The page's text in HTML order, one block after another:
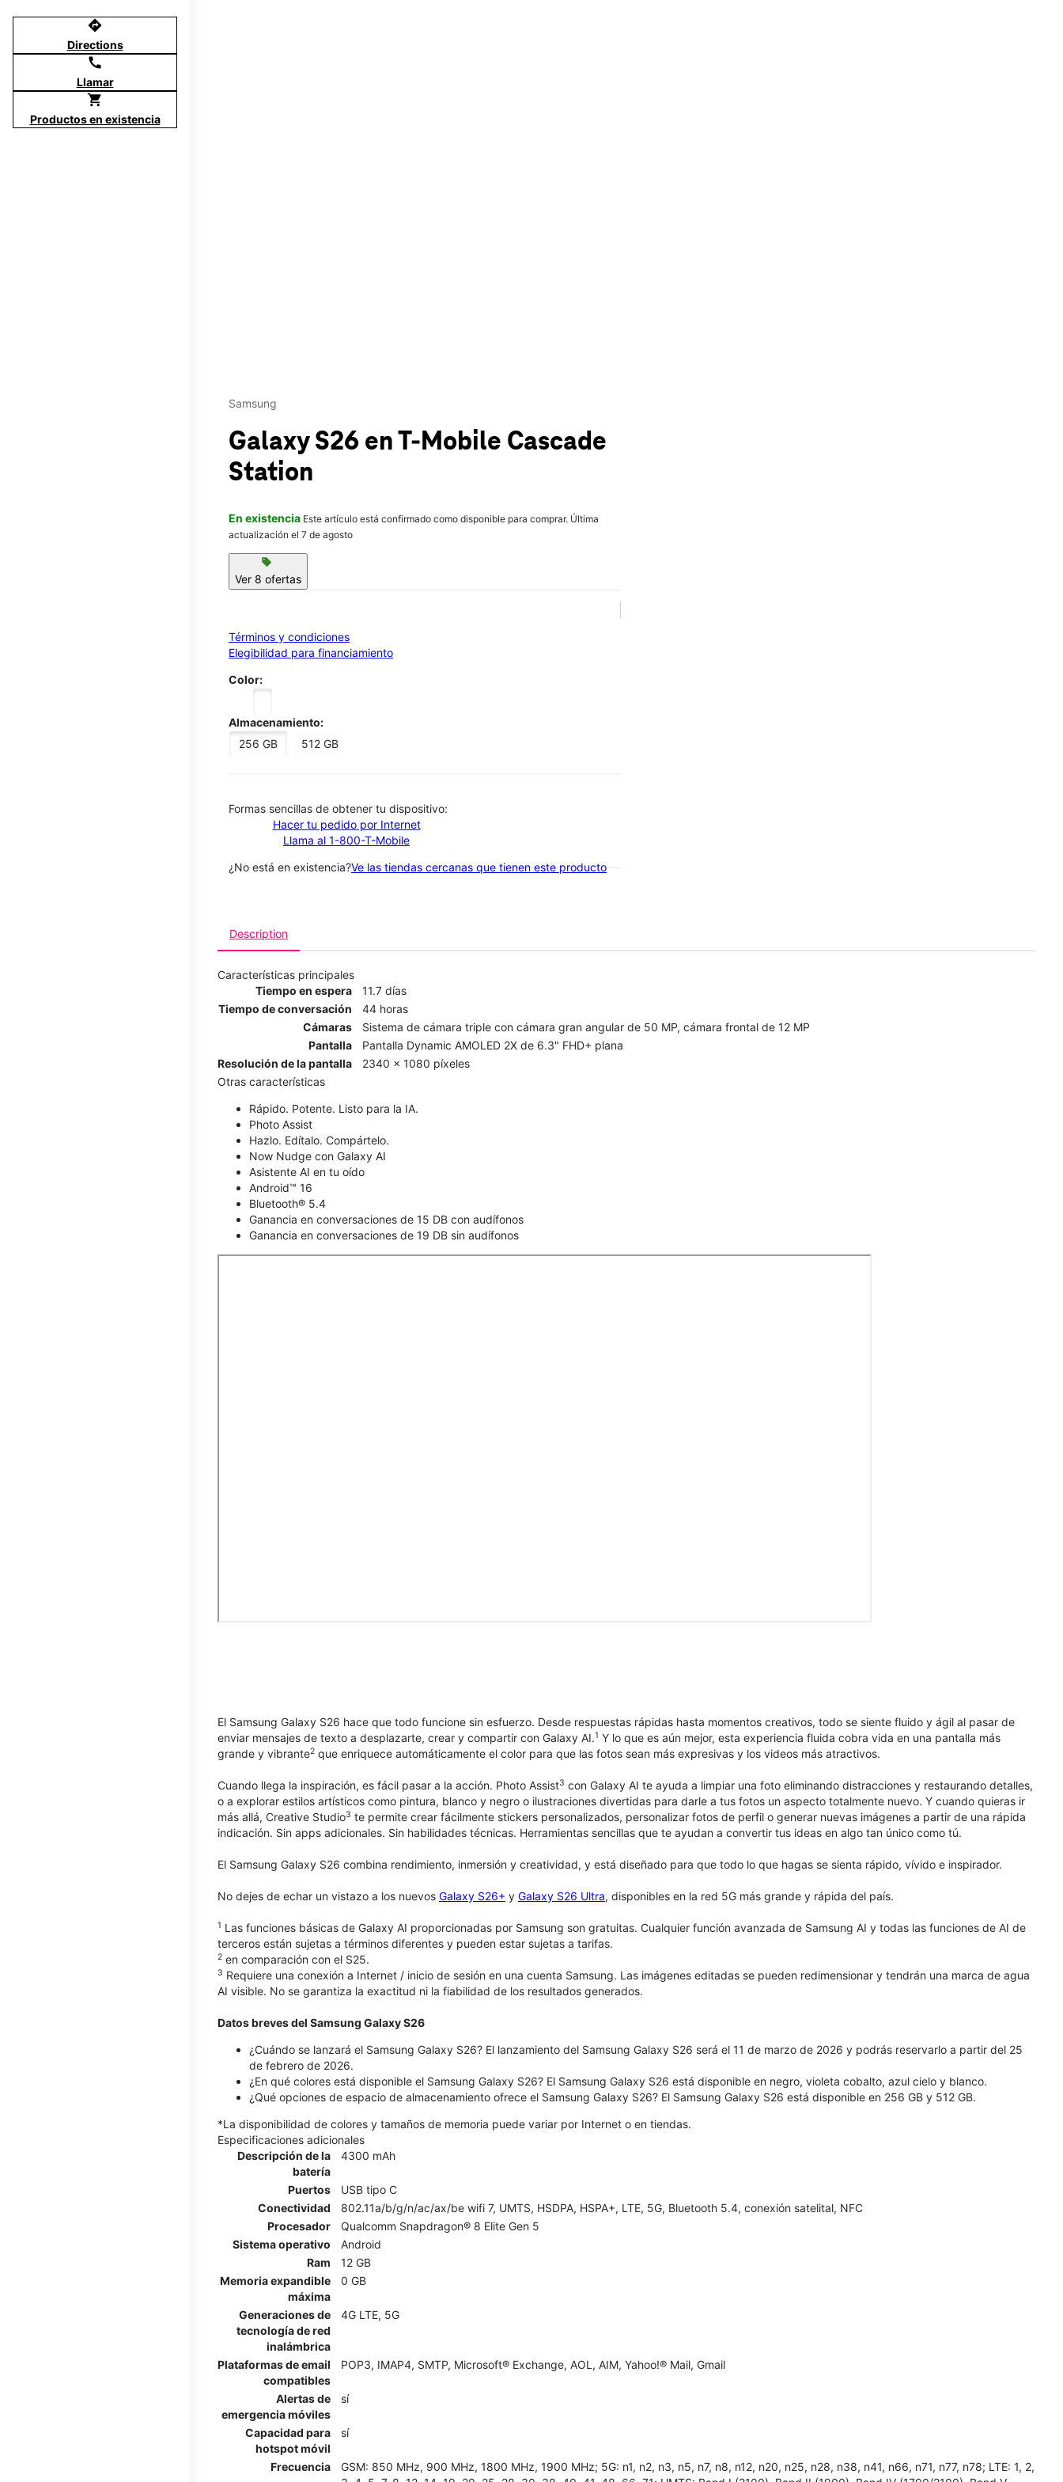
directions
Directions
call
Llamar
shopping_cart
Productos en existencia
Samsung
Galaxy S26 en T-Mobile Cascade
Station
En existencia Este artículo está confirmado como disponible para comprar. Última
actualización el 7 de agosto
sell
Ver 8 ofertas
Términos y condiciones
Elegibilidad para financiamiento
Color:
Almacenamiento:
256 GB
512 GB
​​​​​​​Formas sencillas de obtener tu dispositivo:
Hacer tu pedido por Internet
Llama al 1-800-T-Mobile
¿No está en existencia?Ve las tiendas cercanas que tienen este producto
Description
Características principales
Tiempo en espera
11.7 días
Tiempo de conversación
44 horas
Cámaras
Sistema de cámara triple con cámara gran angular de 50 MP, cámara frontal de 12 MP
Pantalla
Pantalla Dynamic AMOLED 2X de 6.3" FHD+ plana
Resolución de la pantalla
2340 x 1080 píxeles
Otras características
Rápido. Potente. Listo para la IA.
Photo Assist
Hazlo. Edítalo. Compártelo.
Now Nudge con Galaxy AI
Asistente AI en tu oído
Android™ 16
Bluetooth® 5.4
Ganancia en conversaciones de 15 DB con audífonos
Ganancia en conversaciones de 19 DB sin audífonos
El Samsung Galaxy S26 hace que todo funcione sin esfuerzo. Desde respuestas rápidas hasta momentos creativos, todo se siente fluido y ágil al pasar de
enviar mensajes de texto a desplazarte, crear y compartir con Galaxy AI.1 Y lo que es aún mejor, esta experiencia fluida cobra vida en una pantalla más
grande y vibrante2 que enriquece automáticamente el color para que las fotos sean más expresivas y los videos más atractivos.
Cuando llega la inspiración, es fácil pasar a la acción. Photo Assist3 con Galaxy AI te ayuda a limpiar una foto eliminando distracciones y restaurando detalles,
o a explorar estilos artísticos como pintura, blanco y negro o ilustraciones divertidas para darle a tus fotos un aspecto totalmente nuevo. Y cuando quieras ir
más allá, Creative Studio3 te permite crear fácilmente stickers personalizados, personalizar fotos de perfil o generar nuevas imágenes a partir de una rápida
indicación. Sin apps adicionales. Sin habilidades técnicas. Herramientas sencillas que te ayudan a convertir tus ideas en algo tan único como tú.
El Samsung Galaxy S26 combina rendimiento, inmersión y creatividad, y está diseñado para que todo lo que hagas se sienta rápido, vívido e inspirador.
No dejes de echar un vistazo a los nuevos Galaxy S26+ y Galaxy S26 Ultra, disponibles en la red 5G más grande y rápida del país.
1 Las funciones básicas de Galaxy AI proporcionadas por Samsung son gratuitas. Cualquier función avanzada de Samsung AI y todas las funciones de AI de
terceros están sujetas a términos diferentes y pueden estar sujetas a tarifas.
2 en comparación con el S25.
3 Requiere una conexión a Internet / inicio de sesión en una cuenta Samsung. Las imágenes editadas se pueden redimensionar y tendrán una marca de agua
AI visible. No se garantiza la exactitud ni la fiabilidad de los resultados generados.
Datos breves del Samsung Galaxy S26
¿Cuándo se lanzará el Samsung Galaxy S26? El lanzamiento del Samsung Galaxy S26 será el 11 de marzo de 2026 y podrás reservarlo a partir del 25
de febrero de 2026.
¿En qué colores está disponible el Samsung Galaxy S26? El Samsung Galaxy S26 está disponible en negro, violeta cobalto, azul cielo y blanco.
¿Qué opciones de espacio de almacenamiento ofrece el Samsung Galaxy S26? El Samsung Galaxy S26 está disponible en 256 GB y 512 GB.
*La disponibilidad de colores y tamaños de memoria puede variar por Internet o en tiendas.
Especificaciones adicionales
Descripción de la
batería
4300 mAh
Puertos
USB tipo C
Conectividad
802.11a/b/g/n/ac/ax/be wifi 7, UMTS, HSDPA, HSPA+, LTE, 5G, Bluetooth 5.4, conexión satelital, NFC
Procesador
Qualcomm Snapdragon® 8 Elite Gen 5
Sistema operativo
Android
Ram
12 GB
Memoria expandible
máxima
0 GB
Generaciones de
tecnología de red
inalámbrica
4G LTE, 5G
Plataformas de email
compatibles
POP3, IMAP4, SMTP, Microsoft® Exchange, AOL, AIM, Yahoo!® Mail, Gmail
Alertas de
emergencia móviles
sí
Capacidad para
hotspot móvil
sí
Frecuencia
GSM: 850 MHz, 900 MHz, 1800 MHz, 1900 MHz; 5G: n1, n2, n3, n5, n7, n8, n12, n20, n25, n28, n38, n41, n66, n71, n77, n78; LTE: 1, 2,